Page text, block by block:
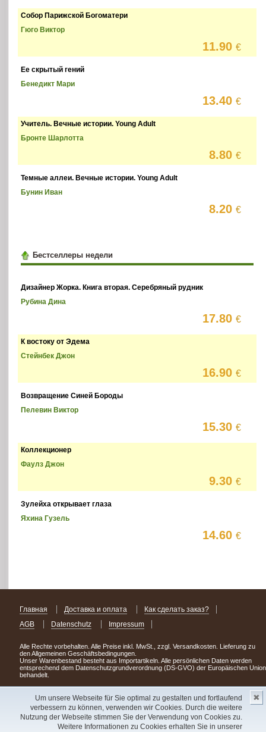
Um unsere Webseite für Sie optimal zu gestalten und fortlaufend
verbessern zu können, verwenden wir Cookies. Durch die weitere
Nutzung der Webseite stimmen Sie der Verwendung von Cookies zu.
Weitere Informationen zu Cookies erhalten Sie in unserer
✖
Собор Парижской Богоматери
Гюго Виктор
11.90€
Ее скрытый гений
Бенедикт Мари
13.40€
Учитель. Вечные истории. Young Adult
Бронте Шарлотта
8.80€
Темные аллеи. Вечные истории. Young Adult
Бунин Иван
8.20€
Бестселлеры недели
Дизайнер Жорка. Книга вторая. Серебряный рудник
Рубина Дина
17.80€
К востоку от Эдема
Стейнбек Джон
16.90€
Возвращение Синей Бороды
Пелевин Виктор
15.30€
Коллекционер
Фаулз Джон
9.30€
Зулейха открывает глаза
Яхина Гузель
14.60€
Главная Доставка и оплата
Как сделать заказ?
AGB
Datenschutz Impressum
Alle Rechte vorbehalten. Alle Preise inkl. MwSt., zzgl. Versandkosten. Lieferung zu
den Allgemeinen Geschäftsbedingungen.
Unser Warenbestand besteht aus Importartikeln. Alle persönlichen Daten werden
entsprechend dem Datenschutzgrundverordnung (DS-GVO) der Europäischen Union
behandelt.
Сделав заказ сегодня, уже через день или два Вы можете стать обладателем
НОВИНКИ из Германии! Удачного поиска!
Copyright 2003 - 2023 © Express-Kniga
V.A.Vorobiev